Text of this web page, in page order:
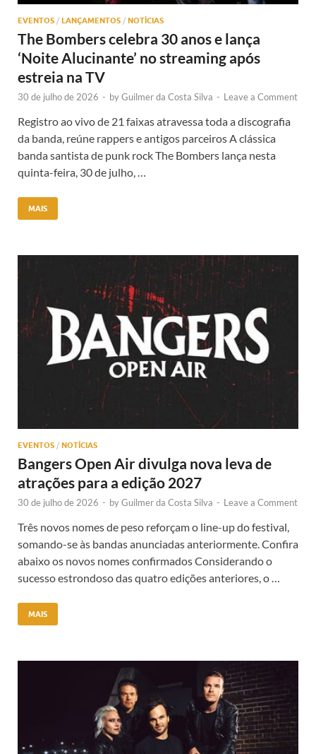
EVENTOS / LANÇAMENTOS / NOTÍCIAS
The Bombers celebra 30 anos e lança
‘Noite Alucinante’ no streaming após
estreia na TV
30 de julho de 2026 - byGuilmer da Costa Silva - Leave a Comment
Registro ao vivo de 21 faixas atravessa toda a discografia
da banda, reúne rappers e antigos parceiros A clássica
banda santista de punk rock The Bombers lança nesta
quinta-feira, 30 de julho, …
MAIS
EVENTOS / NOTÍCIAS
Bangers Open Air divulga nova leva de
atrações para a edição 2027
30 de julho de 2026 - byGuilmer da Costa Silva - Leave a Comment
Três novos nomes de peso reforçam o line-up do festival,
somando-se às bandas anunciadas anteriormente. Confira
abaixo os novos nomes confirmados Considerando o
sucesso estrondoso das quatro edições anteriores, o …
MAIS